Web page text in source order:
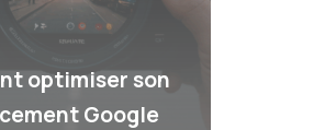
optimiser son
Google